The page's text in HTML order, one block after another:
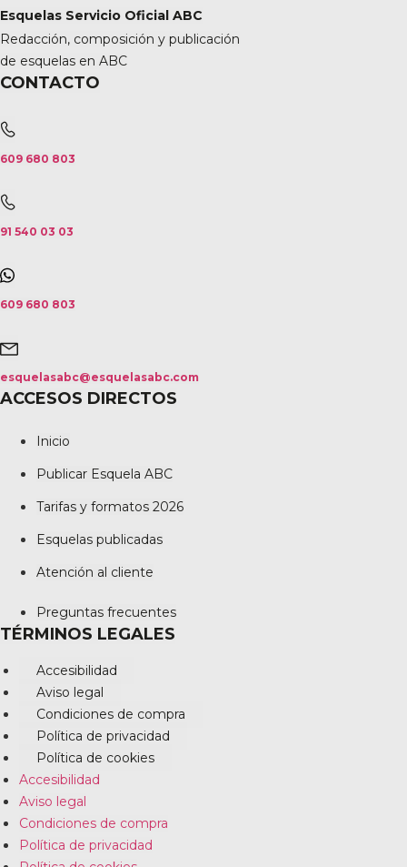
Esquelas Servicio Oficial ABC
Redacción, composición y publicación
de esquelas en ABC
CONTACTO
609 680 803
91 540 03 03
609 680 803
esquelasabc@esquelasabc.com
ACCESOS DIRECTOS
Inicio
Publicar Esquela ABC
Tarifas y formatos 2026
Esquelas publicadas
Atención al cliente
Preguntas frecuentes
TÉRMINOS LEGALES
Accesibilidad
Aviso legal
Condiciones de compra
Política de privacidad
Política de cookies
Accesibilidad
Aviso legal
Condiciones de compra
Política de privacidad